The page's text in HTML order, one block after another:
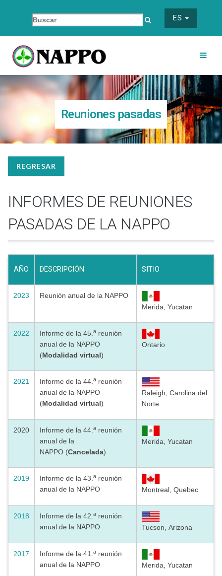
ES
Reuniones pasadas
REGRESAR
INFORMES DE REUNIONES
PASADAS DE LA NAPPO
AÑO DESCRIPCIÓN SITIO
2023
Reunión anual de la NAPPO
Merida, Yucatan
2022 Informe de la 45. a reunión
anual de la NAPPO
(Modalidad virtual)
Ontario
2021 Informe de la 44. a reunión
anual de la NAPPO
(Modalidad virtual)
Raleigh, Carolina del
Norte
2020 Informe de la 44. a reunión
anual de la
NAPPO (Cancelada)
Merida, Yucatan
2019 Informe de la 43. a reunión
anual de la NAPPO
Montreal, Quebec
2018 Informe de la 42. a reunión
anual de la NAPPO
Tucson, Arizona
2017 Informe de la 41. a reunión
anual de la NAPPO
Merida, Yucatan